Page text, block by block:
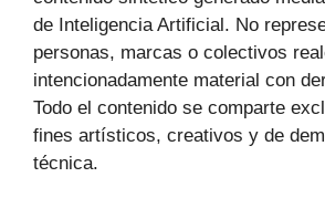
de Inteligencia Artificial. No
personas, marcas o colectivos
intencionadamente material con
Todo el contenido se comparte
fines artísticos, creativos y de
técnica.